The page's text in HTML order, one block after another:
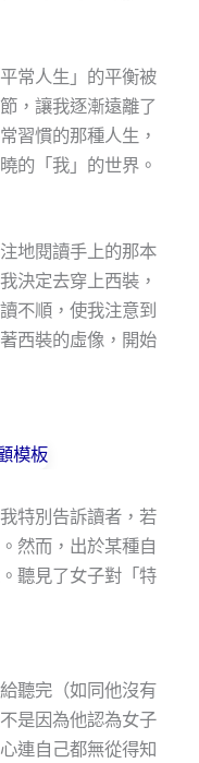
常人生」的平衡被
，讓我逐漸遠離了
習慣的那種人生，
的「我」的世界。
地閱讀手上的那本
決定去穿上西裝，
不順，使我注意到
西裝的虛像，開始
特別告訴讀者，若
然而，出於某種自
聽見了女子對「特
聽完（如同他沒有
是因為他認為女子
連自己都無從得知